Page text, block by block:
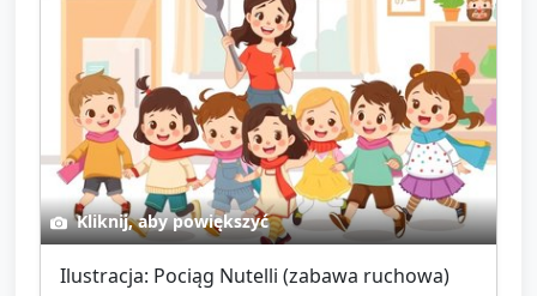
Kliknij, aby powiększyć
Ilustracja: Pociąg Nutelli (zabawa ruchowa)